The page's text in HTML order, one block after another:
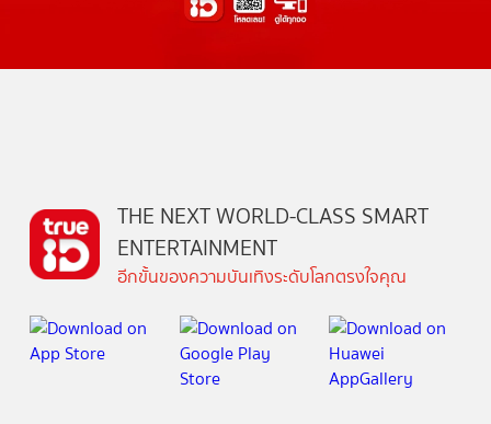
THE NEXT WORLD-CLASS SMART
ENTERTAINMENT
อีกขั้นของความบันเทิงระดับโลกตรงใจคุณ